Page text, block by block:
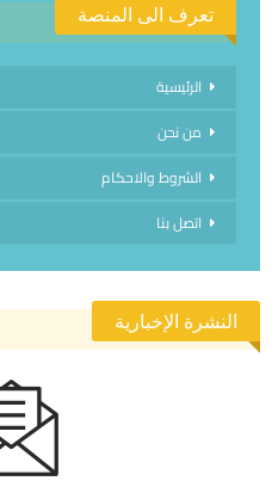
تعرف الى المنصة
الرئيسية
من نحن
الشروط والاحكام
اتصل بنا
النشرة الإخبارية